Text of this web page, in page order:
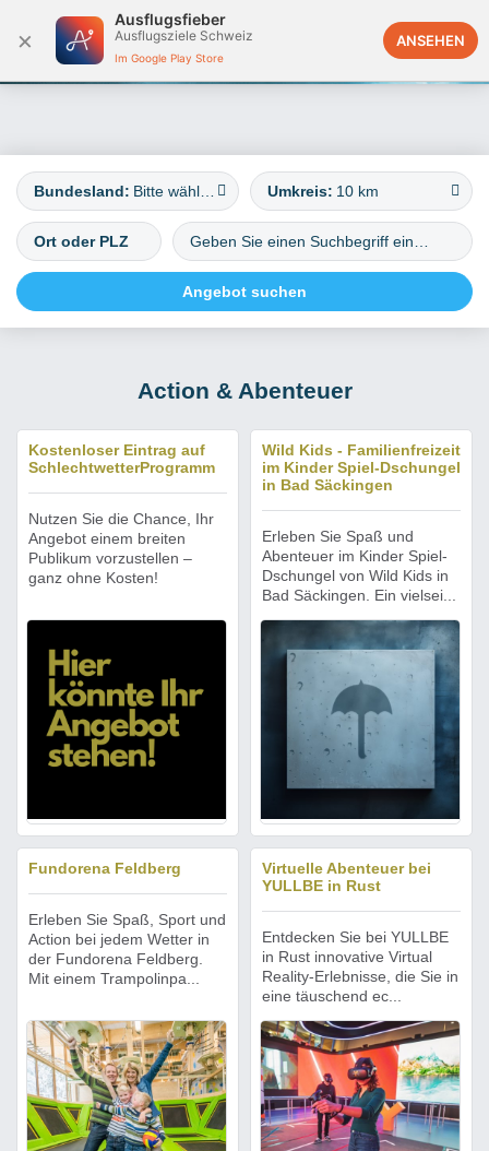
×
Ausflugsfieber
Ausflugsziele Schweiz
Im Google Play Store
ANSEHEN
Deutschland
Bundesland: Umkreis: 10 km
Action & Abenteuer
Kostenloser Eintrag auf
SchlechtwetterProgramm
Nutzen Sie die Chance, Ihr
Angebot einem breiten
Publikum vorzustellen –
ganz ohne Kosten!
Wild Kids - Familienfreizeit
im Kinder Spiel-Dschungel
in Bad Säckingen
Erleben Sie Spaß und
Abenteuer im Kinder Spiel-
Dschungel von Wild Kids in
Bad Säckingen. Ein vielsei...
Fundorena Feldberg
Erleben Sie Spaß, Sport und
Action bei jedem Wetter in
der Fundorena Feldberg.
Mit einem Trampolinpa...
Virtuelle Abenteuer bei
YULLBE in Rust
Entdecken Sie bei YULLBE
in Rust innovative Virtual
Reality-Erlebnisse, die Sie in
eine täuschend ec...